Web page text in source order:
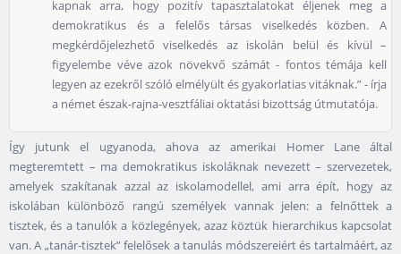
kapnak arra, hogy pozitív tapasztalatokat éljenek meg a
demokratikus és a felelős társas viselkedés közben. A
megkérdőjelezhető viselkedés az iskolán belül és kívül –
figyelembe véve azok növekvő számát - fontos témája kell
legyen az ezekről szóló elmélyült és gyakorlatias vitáknak.” - írja
a német észak-rajna-vesztfáliai oktatási bizottság útmutatója.
Így jutunk el ugyanoda, ahova az amerikai Homer Lane által
megteremtett – ma demokratikus iskoláknak nevezett – szervezetek,
amelyek szakítanak azzal az iskolamodellel, ami arra épít, hogy az
iskolában különböző rangú személyek vannak jelen: a felnőttek a
tisztek, és a tanulók a közlegények, azaz köztük hierarchikus kapcsolat
van. A „tanár-tisztek” felelősek a tanulás módszereiért és tartalmáért, az